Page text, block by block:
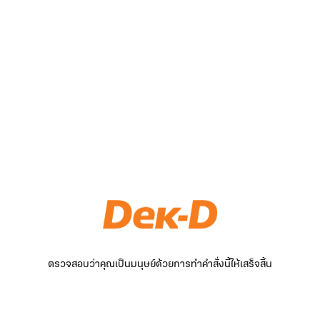
ตรวจสอบว่าคุณเป็นมนุษย์ด้วยการทำคำสั่งนี้ให้เสร็จสิ้น